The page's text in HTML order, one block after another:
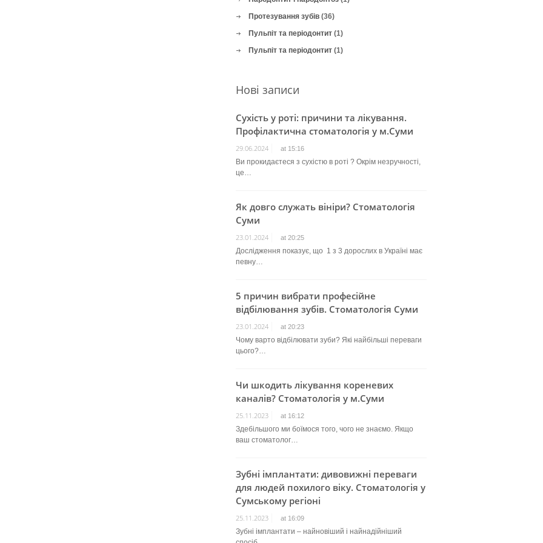
Протезування зубів (36)
Пульпіт та періодонтит (1)
Пульпіт та періодонтит (1)
Нові записи
Сухість у роті: причини та лікування.
Профілактична стоматологія у м.Суми
29.06.2024 at 15:16
Ви прокидаєтеся з сухістю в роті ? Окрім незручності,
це…
Як довго служать вініри? Стоматологія
Суми
23.01.2024 at 20:25
Дослідження показує, що 1 з 3 дорослих в Україні має
певну…
5 причин вибрати професійне
відбілювання зубів. Стоматологія Суми
23.01.2024 at 20:23
Чому варто відбілювати зуби? Які найбільші переваги
цього?…
Чи шкодить лікування кореневих
каналів? Стоматологія у м.Суми
25.11.2023 at 16:12
Здебільшого ми боїмося того, чого не знаємо. Якщо
ваш стоматолог…
Зубні імплантати: дивовижні переваги
для людей похилого віку. Стоматологія у
Сумському регіоні
25.11.2023 at 16:09
Зубні імплантати – найновіший і найнадійніший